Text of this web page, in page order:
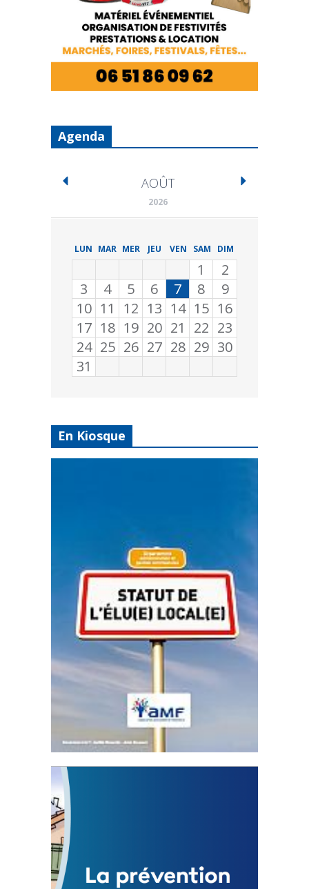
Agenda
AOÛT
2026
LUN MAR MER JEU VEN SAM DIM
1
2
3
4 5 6 7 8
9
10 11 12 13 14 15 16
17 18 19 20 21 22 23
24 25 26 27 28 29 30
31
En Kiosque
Statut de l’élu local
3 avril 2024
Mise à jour avril 2024
FEUILLETER